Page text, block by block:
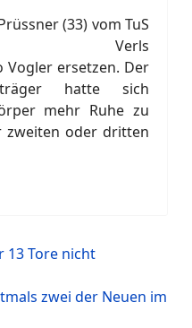
(33) vom TuS
Verls
ersetzen. Der
hatte sich
mehr Ruhe zu
oder dritten
13 Tore nicht
zwei der Neuen im